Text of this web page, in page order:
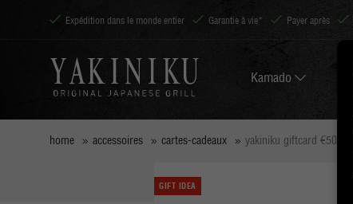
Expédition dans le monde entier Garantie à vie* Payer après
Kamado
home accessoires cartes-cadeaux yakiniku giftcard €50
GIFT IDEA